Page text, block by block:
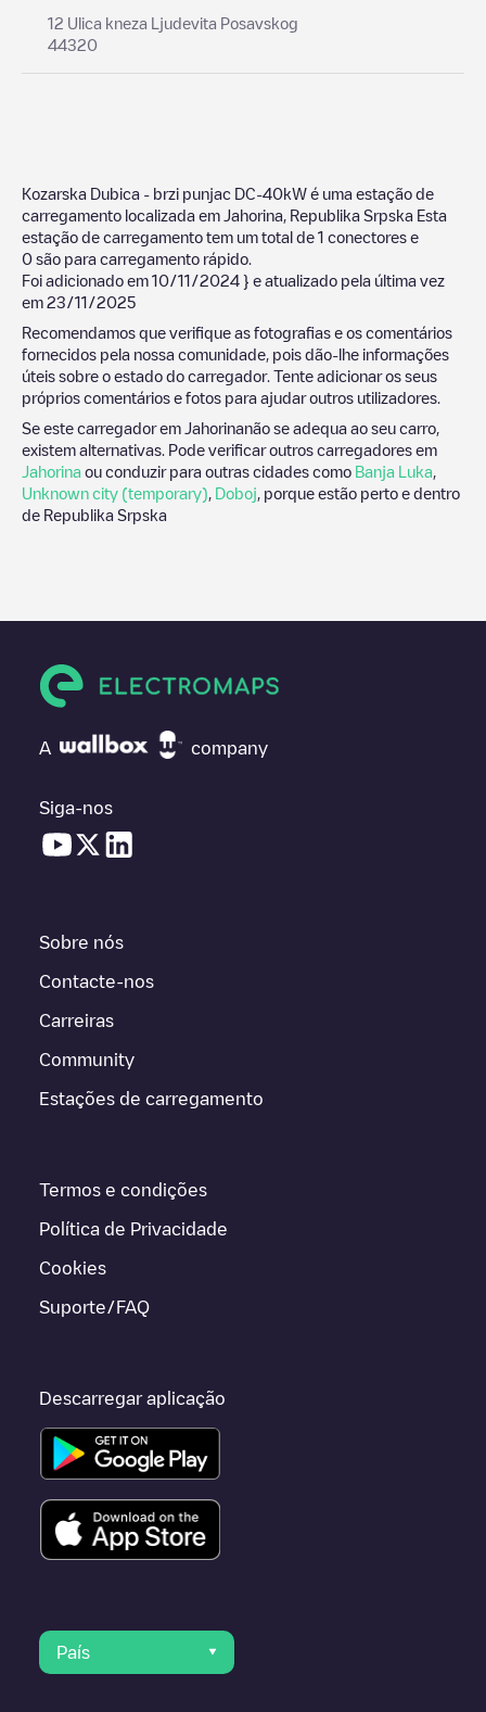
12 Ulica kneza Ljudevita Posavskog
44320
Kozarska Dubica - brzi punjac DC-40kW é uma estação de
carregamento localizada em Jahorina Republika Srpska Esta
estação de carregamento tem um total de 1 conectores e
0 são para carregamento rápido.
Foi adicionado em 10/11/2024 } e atualizado pela última vez
em 23/11/2025
Recomendamos que verifique as fotografias e os comentários
fornecidos pela nossa comunidade, pois dão-lhe informações
úteis sobre o estado do carregador. Tente adicionar os seus
próprios comentários e fotos para ajudar outros utilizadores.
Se este carregador em Jahorinanão se adequa ao seu carro,
existem alternativas. Pode verificar outros carregadores em
Jahorina ou conduzir para outras cidades como Banja Luka
Unknown city (temporary) Doboj , porque estão perto e dentro
de Republika Srpska
A company
Siga-nos
Sobre nós
Contacte-nos
Carreiras
Community
Estações de carregamento
Termos e condições
Política de Privacidade
Cookies
Suporte/FAQ
Descarregar aplicação
País